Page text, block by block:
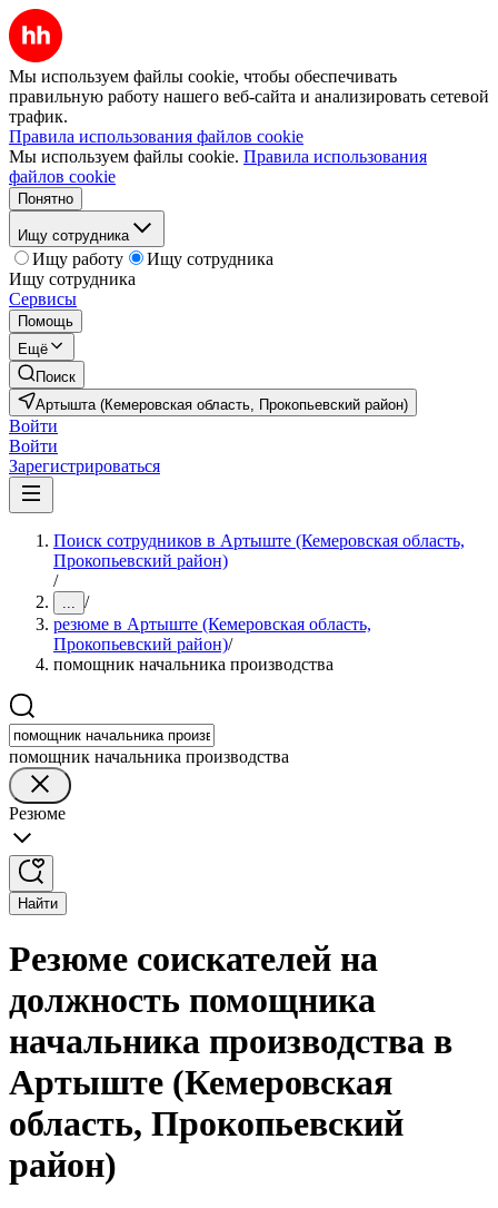
Мы используем файлы cookie, чтобы обеспечивать
правильную работу нашего веб-сайта и анализировать сетевой
трафик.
Правила использования файлов cookie
Мы используем файлы cookie. Правила использования
файлов cookie
Понятно
Ищу сотрудника
Ищу работу
Ищу сотрудника
Ищу сотрудника
Сервисы
Помощь
Ещё
Поиск
Артышта (Кемеровская область, Прокопьевский район)
Войти
Войти
Зарегистрироваться
Поиск сотрудников в Артыште (Кемеровская область,
Прокопьевский район)
/
... /
резюме в Артыште (Кемеровская область,
Прокопьевский район)/
помощник начальника производства
помощник начальника производства
Резюме
Найти
Резюме соискателей на
должность помощника
начальника производства в
Артыште (Кемеровская
область, Прокопьевский
район)